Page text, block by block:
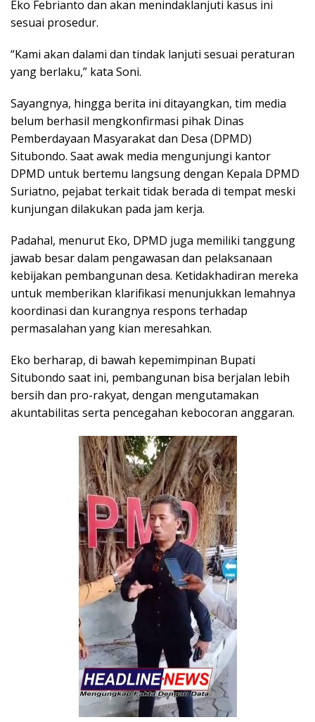
Eko Febrianto dan akan menindaklanjuti kasus ini
sesuai prosedur.
“Kami akan dalami dan tindak lanjuti sesuai peraturan
yang berlaku,” kata Soni.
Sayangnya, hingga berita ini ditayangkan, tim media
belum berhasil mengkonfirmasi pihak Dinas
Pemberdayaan Masyarakat dan Desa (DPMD)
Situbondo. Saat awak media mengunjungi kantor
DPMD untuk bertemu langsung dengan Kepala DPMD
Suriatno, pejabat terkait tidak berada di tempat meski
kunjungan dilakukan pada jam kerja.
Padahal, menurut Eko, DPMD juga memiliki tanggung
jawab besar dalam pengawasan dan pelaksanaan
kebijakan pembangunan desa. Ketidakhadiran mereka
untuk memberikan klarifikasi menunjukkan lemahnya
koordinasi dan kurangnya respons terhadap
permasalahan yang kian meresahkan.
Eko berharap, di bawah kepemimpinan Bupati
Situbondo saat ini, pembangunan bisa berjalan lebih
bersih dan pro-rakyat, dengan mengutamakan
akuntabilitas serta pencegahan kebocoran anggaran.